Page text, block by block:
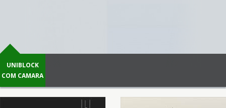
UNIBLOCK
COM CAMARA